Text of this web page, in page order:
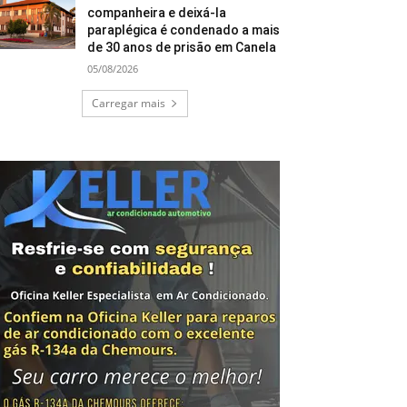
companheira e deixá-la
paraplégica é condenado a mais
de 30 anos de prisão em Canela
05/08/2026
Carregar mais